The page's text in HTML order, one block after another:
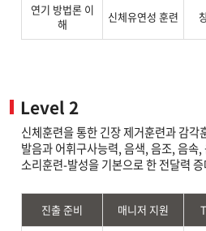
연기 방법론 이
해
신체유연성 훈련
Level 2
신체훈련을 통한 긴장 제거훈련과 감
발음과 어휘구사능력, 음색, 음조, 음속
소리훈련-발성을 기본으로 한 전달력 증
진출 준비 매니저 지원